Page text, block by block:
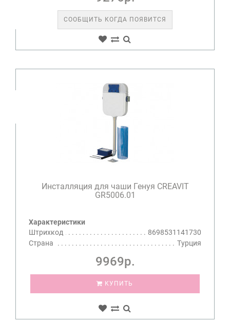
СООБЩИТЬ КОГДА ПОЯВИТСЯ
Инсталляция для чаши Генуя CREAVIT
GR5006.01
Характеристики
Штрихкод
8698531141730
Страна
Турция
9969р.
КУПИТЬ